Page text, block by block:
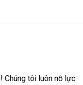
Chúng tôi luôn nỗ lực